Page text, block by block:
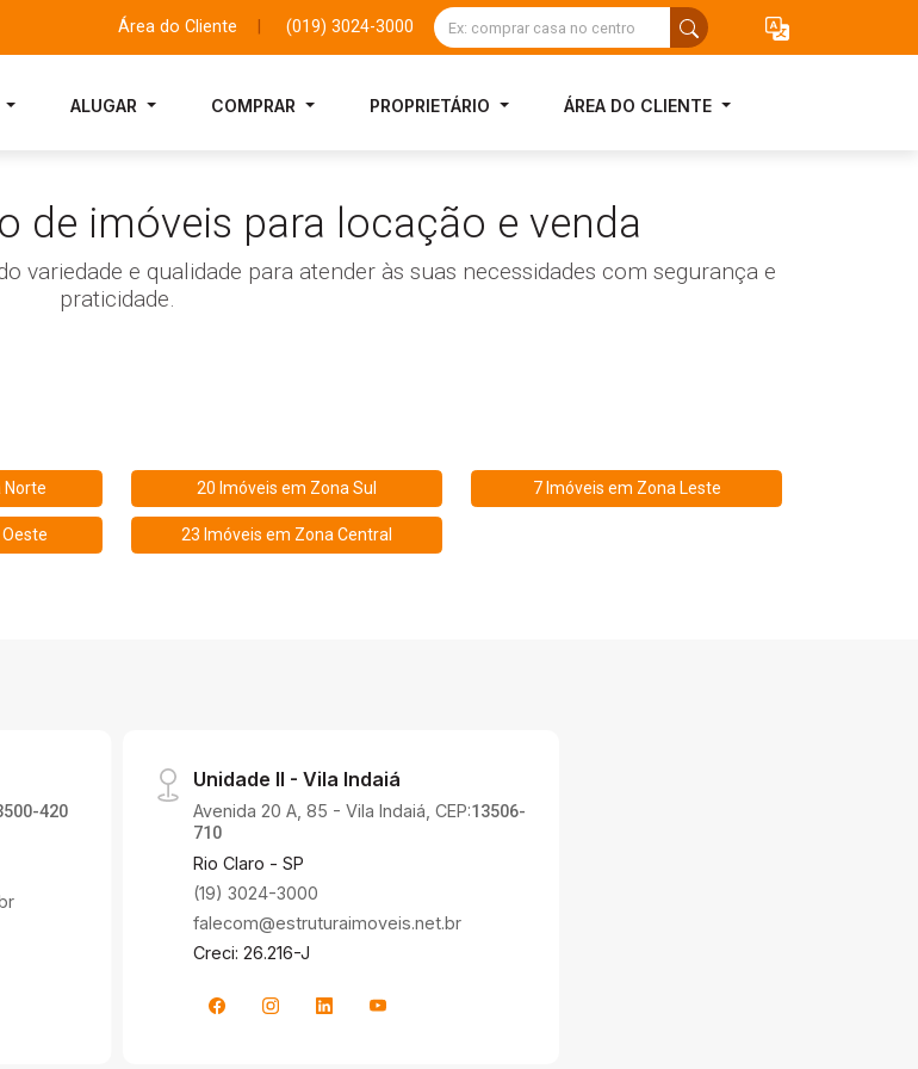
Área do Cliente (019) 3024-3000
ALUGAR COMPRAR PROPRIETÁRIO ÁREA DO CLIENTE
de imóveis para locação e venda
variedade e qualidade para atender às suas necessidades com segurança e
praticidade.
Norte 20 Imóveis em Zona Sul 7 Imóveis em Zona Leste
23 Imóveis em Zona Central
420
Unidade II - Vila Indaiá
Avenida 20 A, 85 - Vila Indaiá, CEP:13506-
710
Rio Claro - SP
(19) 3024-3000
falecom@estruturaimoveis.net.br
Creci: 26.216-J